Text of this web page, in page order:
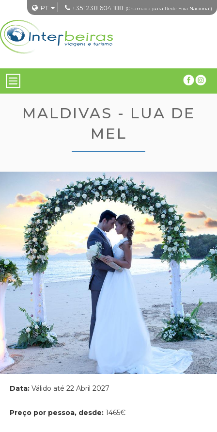
PT +351 238 604 188 (Chamada para Rede Fixa Nacional)
MALDIVAS - LUA DE
MEL
Data: Válido até 22 Abril 2027
Preço por pessoa, desde: 1465€